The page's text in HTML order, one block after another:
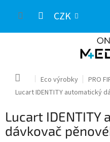
CZK
Domů Eco výrobky
PRO
Lucart IDENTITY automatický
Lucart IDENTITY
dávkovač